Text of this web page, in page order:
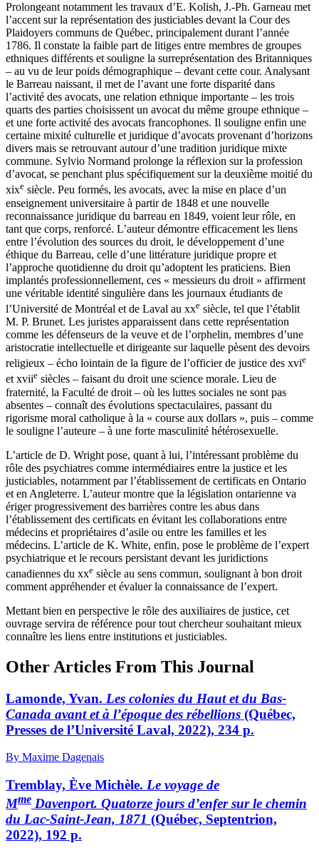
Prolongeant notamment les travaux d’E. Kolish, J.-Ph. Garneau met
l’accent sur la représentation des justiciables devant la Cour des
Plaidoyers communs de Québec, principalement durant l’année
1786. Il constate la faible part de litiges entre membres de groupes
ethniques différents et souligne la surreprésentation des Britanniques
– au vu de leur poids démographique – devant cette cour. Analysant
le Barreau naissant, il met de l’avant une forte disparité dans
l’activité des avocats, une relation ethnique importante – les trois
quarts des parties choisissent un avocat du même groupe ethnique –
et une forte activité des avocats francophones. Il souligne enfin une
certaine mixité culturelle et juridique d’avocats provenant d’horizons
divers mais se retrouvant autour d’une tradition juridique mixte
commune. Sylvio Normand prolonge la réflexion sur la profession
d’avocat, se penchant plus spécifiquement sur la deuxième moitié du
xixe siècle. Peu formés, les avocats, avec la mise en place d’un
enseignement universitaire à partir de 1848 et une nouvelle
reconnaissance juridique du barreau en 1849, voient leur rôle, en
tant que corps, renforcé. L’auteur démontre efficacement les liens
entre l’évolution des sources du droit, le développement d’une
éthique du Barreau, celle d’une littérature juridique propre et
l’approche quotidienne du droit qu’adoptent les praticiens. Bien
implantés professionnellement, ces « messieurs du droit » affirment
une véritable identité singulière dans les journaux étudiants de
l’Université de Montréal et de Laval au xxe siècle, tel que l’établit
M. P. Brunet. Les juristes apparaissent dans cette représentation
comme les défenseurs de la veuve et de l’orphelin, membres d’une
aristocratie intellectuelle et dirigeante sur laquelle pèsent des devoirs
religieux – écho lointain de la figure de l’officier de justice des xvie
etxviie siècles – faisant du droit une science morale. Lieu de
fraternité, la Faculté de droit – où les luttes sociales ne sont pas
absentes – connaît des évolutions spectaculaires, passant du
rigorisme moral catholique à la « course aux dollars », puis – comme
le souligne l’auteure – à une forte masculinité hétérosexuelle.
L’article de D. Wright pose, quant à lui, l’intéressant problème du
rôle des psychiatres comme intermédiaires entre la justice et les
justiciables, notamment par l’établissement de certificats en Ontario
et en Angleterre. L’auteur montre que la législation ontarienne va
ériger progressivement des barrières contre les abus dans
l’établissement des certificats en évitant les collaborations entre
médecins et propriétaires d’asile ou entre les familles et les
médecins. L’article de K. White, enfin, pose le problème de l’expert
psychiatrique et le recours persistant devant les juridictions
canadiennes du xxe siècle au sens commun, soulignant à bon droit
comment appréhender et évaluer la connaissance de l’expert.
Mettant bien en perspective le rôle des auxiliaires de justice, cet
ouvrage servira de référence pour tout chercheur souhaitant mieux
connaître les liens entre institutions et justiciables.
Other Articles From This Journal
Lamonde, Yvan. Les colonies du Haut et du Bas-
Canada avant et à l’époque des rébellions (Québec,
Presses de l’Université Laval, 2022), 234 p.
By Maxime Dagenais
Tremblay, Ève Michèle. Le voyage de
Mme Davenport. Quatorze jours d’enfer sur le chemin
du Lac-Saint-Jean, 1871 (Québec, Septentrion,
2022), 192 p.